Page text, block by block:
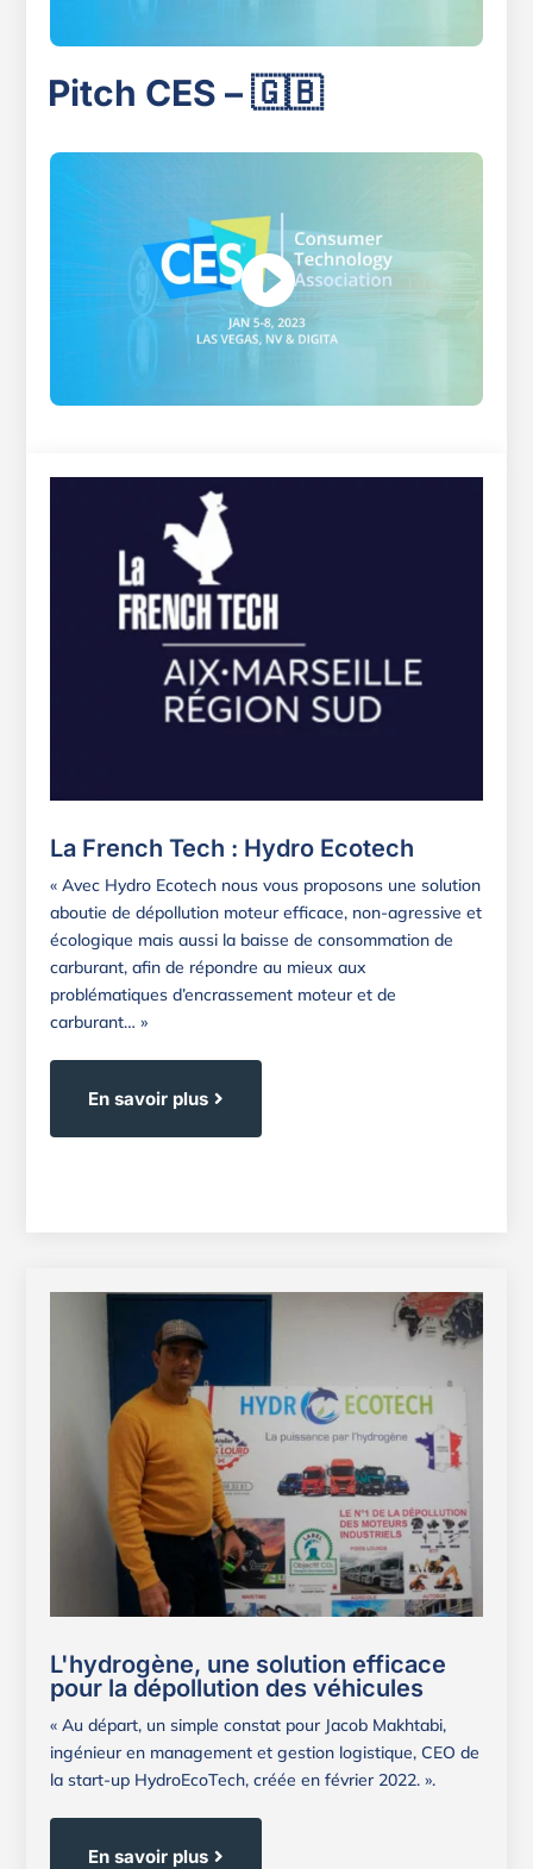
Pitch CES – 🇬🇧
La French Tech : Hydro Ecotech
« Avec Hydro Ecotech nous vous proposons une solution
aboutie de dépollution moteur efficace, non-agressive et
écologique mais aussi la baisse de consommation de
carburant, afin de répondre au mieux aux
problématiques d’encrassement moteur et de
carburant… »
En savoir plus
L'hydrogène, une solution efficace
pour la dépollution des véhicules
« Au départ, un simple constat pour Jacob Makhtabi,
ingénieur en management et gestion logistique, CEO de
la start-up HydroEcoTech, créée en février 2022. ».
En savoir plus